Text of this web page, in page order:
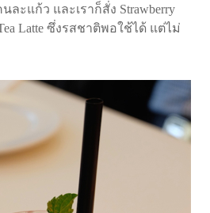
ละแก้ว และเราก็สั่ง Strawberry
Latte ซึ่งรสชาติพอใช้ได้ แต่ไม่